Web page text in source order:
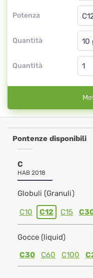
Potenza
Quantità
Quantità
Pontenze disponibili
C
HAB 2018
Globuli (Granuli)
C10 C12 C15
Gocce (liquid)
C30
C60 C100